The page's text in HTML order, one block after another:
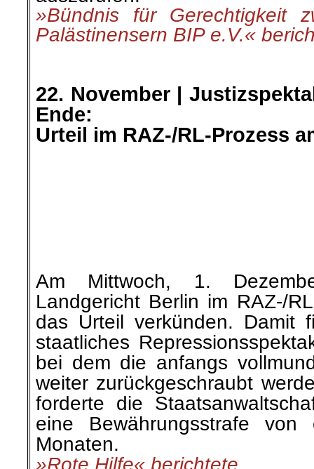
forderte die
eine Bewährungsstrafe
»Rote Hilfe« berichtete
.
.
23. November | Wir trauern
Mit Rolf Verleger verlieren
Stimme des Humanismus
den Frieden. Wir sind tief
werden die Arbeit Rolfs für
würdigen und weiterverbreiten.
»RoterMorgen« berichtete
.
.
24. November |